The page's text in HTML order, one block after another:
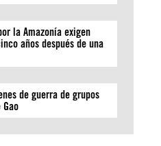
la Amazonía exigen
años después de una
de guerra de grupos